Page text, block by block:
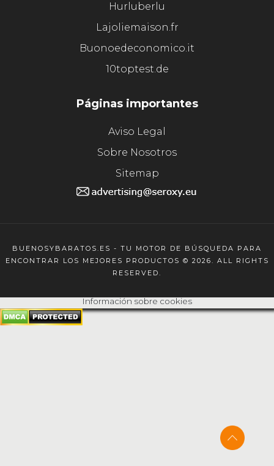
Hurluberlu
Lajoliemaison.fr
Buonoedeconomico.it
10toptest.de
Páginas importantes
Aviso Legal
Sobre Nosotros
Sitemap
BUENOSYBARATOS.ES - TU MOTOR DE BÚSQUEDA PARA
ENCONTRAR LOS MEJORES PRODUCTOS © 2026. ALL RIGHTS
RESERVED.
Información sobre cookies